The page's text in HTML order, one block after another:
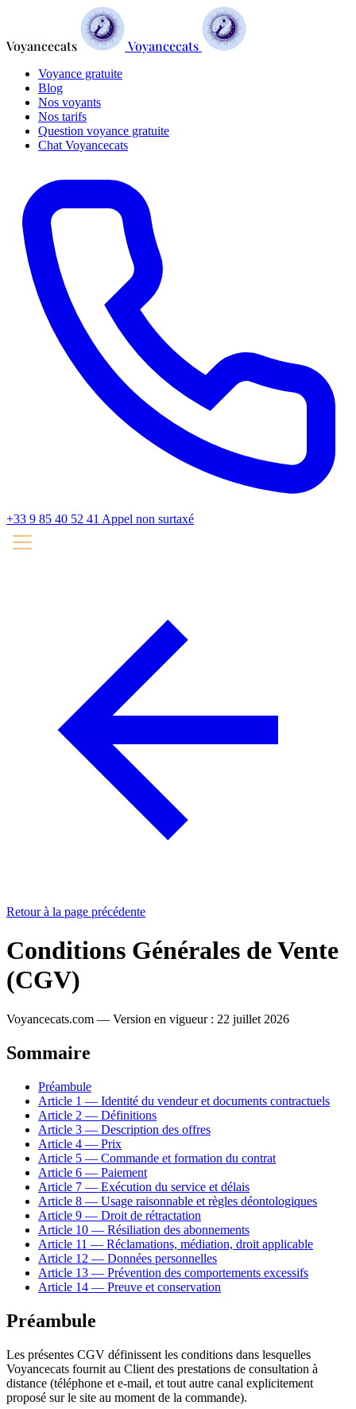
Voyancecats Voyancecats
Voyance gratuite
Blog
Nos voyants
Nos tarifs
Question voyance gratuite
Chat Voyancecats
+33 9 85 40 52 41 Appel non surtaxé
Jeux divinatoires
Nos tarifs
Question voyance gratuite
Chat Voyancecats
Retour à la page précédente
Conditions Générales de Vente
(CGV)
Voyancecats.com — Version en vigueur : 22 juillet 2026
Sommaire
Préambule
Article 1 — Identité du vendeur et documents contractuels
Article 2 — Définitions
Article 3 — Description des offres
Article 4 — Prix
Article 5 — Commande et formation du contrat
Article 6 — Paiement
Article 7 — Exécution du service et délais
Article 8 — Usage raisonnable et règles déontologiques
Article 9 — Droit de rétractation
Article 10 — Résiliation des abonnements
Article 11 — Réclamations, médiation, droit applicable
Article 12 — Données personnelles
Article 13 — Prévention des comportements excessifs
Article 14 — Preuve et conservation
Préambule
Les présentes CGV définissent les conditions dans lesquelles
Voyancecats fournit au Client des prestations de consultation à
distance (téléphone et e-mail, et tout autre canal explicitement
proposé sur le site au moment de la commande).